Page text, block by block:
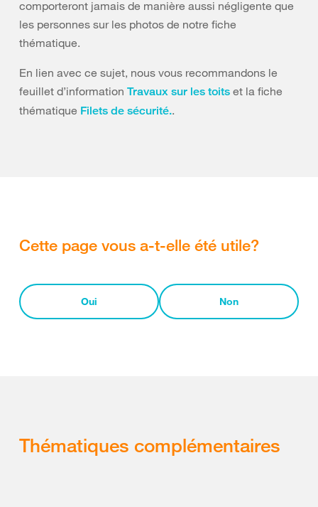
comporteront jamais de manière aussi négligente que
les personnes sur les photos de notre fiche
thématique.
En lien avec ce sujet, nous vous recommandons le
feuillet d’information Travaux sur les toits et la fiche
thématique Filets de sécurité..
Cette page vous a-t-elle été utile?
Oui Non
Thématiques complémentaires